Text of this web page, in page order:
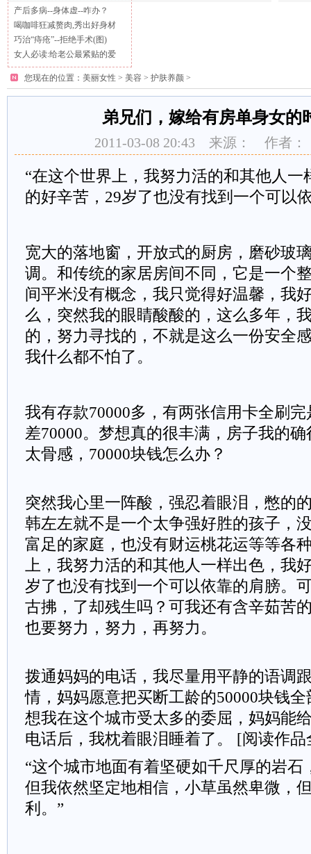
产后多病--身体虚--咋办？
喝咖啡狂减赘肉,秀出好身材
巧治“痔疮”--拒绝手术(图)
女人必读:给老公最紧贴的爱
您现在的位置： 美丽女性 > 美容 > 护肤养颜 >
弟兄们，嫁给有房单身女的
2011-03-08 20:43 来源： 作者
“在这个世界上，我努力活的和其他人一
的好辛苦，29岁了也没有找到一个可
宽大的落地窗，开放式的厨房，磨砂玻
调。和传统的家居房间不同，它是一个
间平米没有概念，我只觉得好温馨，我
么，突然我的眼睛酸酸的，这么多年，
的，努力寻找的，不就是这么一份安全
我什么都不怕了。
我有存款70000多，有两张信用卡全刷
差70000。梦想真的很丰满，房子我的
太骨感，70000块钱怎么办？
突然我心里一阵酸，强忍着眼泪，憋的
韩左左就不是一个太争强好胜的孩子，
富足的家庭，也没有财运桃花运等等各
上，我努力活的和其他人一样出色，我
岁了也没有找到一个可以依靠的肩膀。
古拂，了却残生吗？可我还有含辛茹苦
也要努力，努力，再努力。
拨通妈妈的电话，我尽量用平静的语调
情，妈妈愿意把买断工龄的50000块钱
想我在这个城市受太多的委屈，妈妈能
电话后，我枕着眼泪睡着了。 [阅读作品
“这个城市地面有着坚硬如千尺厚的岩石
但我依然坚定地相信，小草虽然卑微，
利。 ”